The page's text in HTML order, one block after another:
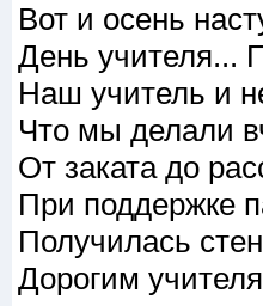
Вот и осень
День учителя...
Наш учитель и
Что мы делали
От заката до
При поддержке
Получилась
Дорогим